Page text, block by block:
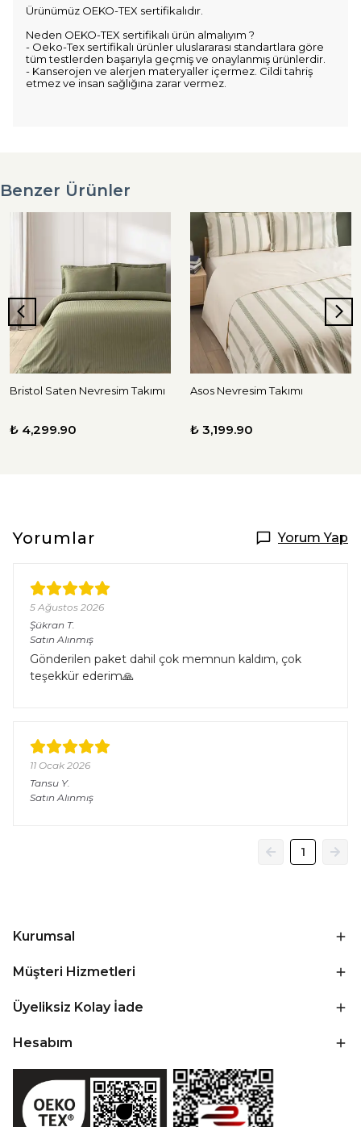
Ürünümüz OEKO-TEX sertifikalıdır.
Neden OEKO-TEX sertifikalı ürün almalıyım ?
- Oeko-Tex sertifikalı ürünler uluslararası standartlara göre
tüm testlerden başarıyla geçmiş ve onaylanmış ürünlerdir.
- Kanserojen ve alerjen materyaller içermez. Cildi tahriş
etmez ve insan sağlığına zarar vermez.
Benzer Ürünler
Bristol Saten Nevresim Takımı
₺ 4,299.90
Asos Nevresim Takımı
₺ 3,199.90
Yorumlar Yorum Yap
5 Ağustos 2026
Şükran T.
Satın Alınmış
Gönderilen paket dahil çok memnun kaldım, çok
teşekkür ederim🙏
11 Ocak 2026
Tansu Y.
Satın Alınmış
1
Kurumsal
Müşteri Hizmetleri
Üyeliksiz Kolay İade
Hesabım